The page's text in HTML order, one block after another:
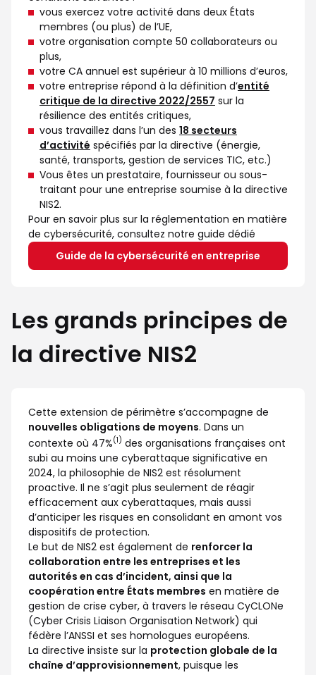
vous exercez votre activité dans deux États
membres (ou plus) de l’UE,
votre organisation compte 50 collaborateurs ou
plus,
votre CA annuel est supérieur à 10 millions d’euros,
votre entreprise répond à la définition d’entité
critique de la directive 2022/2557 sur la
résilience des entités critiques,
vous travaillez dans l’un des 18 secteurs
d’activité spécifiés par la directive (énergie,
santé, transports, gestion de services TIC, etc.)
Vous êtes un prestataire, fournisseur ou sous-
traitant pour une entreprise soumise à la directive
NIS2.
Pour en savoir plus sur la réglementation en matière
de cybersécurité, consultez notre guide dédié
Guide de la cybersécurité en entreprise
Les grands principes de
la directive NIS2
Cette extension de périmètre s’accompagne de
nouvelles obligations de moyens. Dans un
contexte où 47%(1) des organisations françaises ont
subi au moins une cyberattaque significative en
2024, la philosophie de NIS2 est résolument
proactive. Il ne s’agit plus seulement de réagir
efficacement aux cyberattaques, mais aussi
d’anticiper les risques en consolidant en amont vos
dispositifs de protection.
Le but de NIS2 est également de renforcer la
collaboration entre les entreprises et les
autorités en cas d’incident, ainsi que la
coopération entre États membres en matière de
gestion de crise cyber, à travers le réseau CyCLONe
(Cyber Crisis Liaison Organisation Network) qui
fédère l’ANSSI et ses homologues européens.
La directive insiste sur la protection globale de la
chaîne d’approvisionnement, puisque les